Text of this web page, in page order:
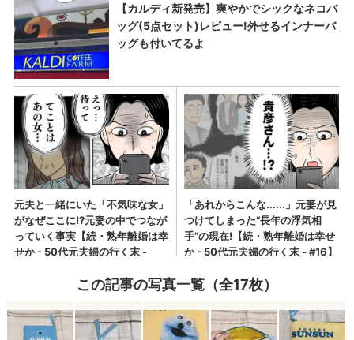
この記事の写真一覧（全17枚）